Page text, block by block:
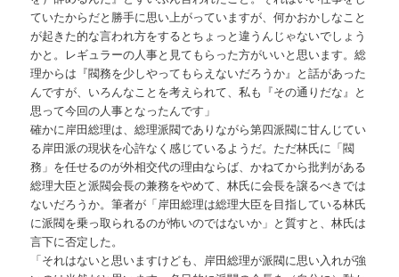
ていたからだと勝手に思い上がっていますが、何かおかしなこと
が起きた的な言われ方をするとちょっと違うんじゃないでしょう
かと。レギュラーの人事と見てもらった方がいいと思います。総
理からは『閥務を少しやってもらえないだろうか』と話があった
んですが、いろんなことを考えられて、私も『その通りだな』と
思って今回の人事となったんです」
確かに岸田総理は、総理派閥でありながら第四派閥に甘んじてい
る岸田派の現状を心許なく感じているようだ。ただ林氏に「閥
務」を任せるのが外相交代の理由ならば、かねてから批判がある
総理大臣と派閥会長の兼務をやめて、林氏に会長を譲るべきでは
ないだろうか。筆者が「岸田総理は総理大臣を目指している林氏
に派閥を乗っ取られるのが怖いのではないか」と質すと、林氏は
言下に否定した。
「それはないと思いますけども、岸田総理が派閥に思い入れが強